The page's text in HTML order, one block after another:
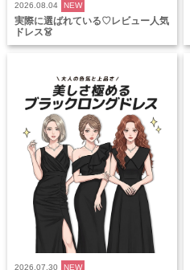
2026.08.04 NEW
実際に選ばれている♡レビュー人気
ドレス👗
2026.07.30 NEW